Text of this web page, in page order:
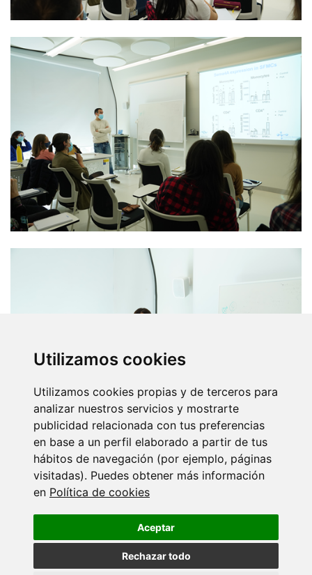
Utilizamos cookies
Utilizamos cookies propias y de terceros para
analizar nuestros servicios y mostrarte
publicidad relacionada con tus preferencias
en base a un perfil elaborado a partir de tus
hábitos de navegación (por ejemplo, páginas
visitadas). Puedes obtener más información
en Política de cookies
Aceptar
Rechazar todo
Por outra parte, o 30 e 31 de marzo celebrouse a parte
práctica no noso laboratorio de citometría de fluxo, onde os
asistentes puideron traballar na compensación, inmunotipado,
cell-sorting e análise de datos.